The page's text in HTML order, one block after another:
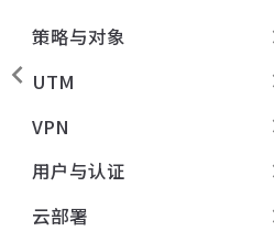
策略与对象
UTM
VPN
用户与认证
云部署